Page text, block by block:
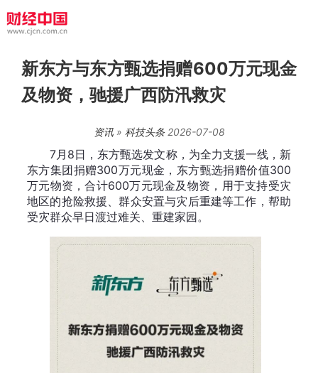
新东方与东方甄选捐赠600万元现金
及物资，驰援广西防汛救灾
资讯» 科技头条2026-07-08
7月8日，东方甄选发文称，为全力支援一线，新
东方集团捐赠300万元现金，东方甄选捐赠价值300
万元物资，合计600万元现金及物资，用于支持受灾
地区的抢险救援、群众安置与灾后重建等工作，帮助
受灾群众早日渡过难关、重建家园。